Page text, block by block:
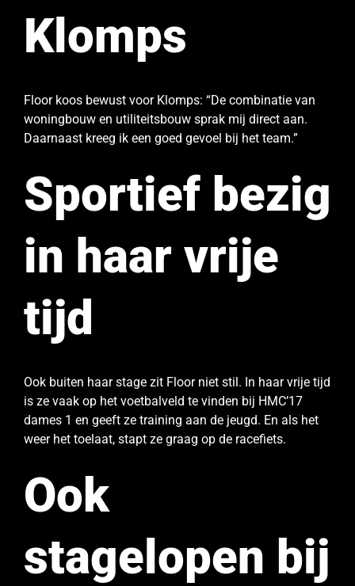
Klomps
Floor koos bewust voor Klomps: “De combinatie van
woningbouw en utiliteitsbouw sprak mij direct aan.
Daarnaast kreeg ik een goed gevoel bij het team.”
Sportief bezig
in haar vrije
tijd
Ook buiten haar stage zit Floor niet stil. In haar vrije tijd
is ze vaak op het voetbalveld te vinden bij HMC’17
dames 1 en geeft ze training aan de jeugd. En als het
weer het toelaat, stapt ze graag op de racefiets.
Ook
stagelopen bij